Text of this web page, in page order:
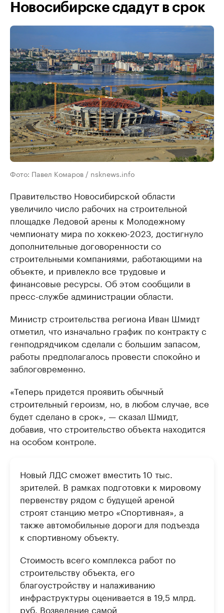
Новосибирске сдадут в срок
Фото: Павел Комаров / nsknews.info
Правительство Новосибирской области
увеличило число рабочих на строительной
площадке Ледовой арены к Молодежному
чемпионату мира по хоккею-2023, достигнуло
дополнительные договоренности со
строительными компаниями, работающими на
объекте, и привлекло все трудовые и
финансовые ресурсы. Об этом сообщили в
пресс-службе администрации области.
Министр строительства региона Иван Шмидт
отметил, что изначально график по контракту с
генподрядчиком сделали с большим запасом,
работы предполагалось провести спокойно и
заблоговременно.
«Теперь придется проявить обычный
строительный героизм, но, в любом случае, все
будет сделано в срок», — сказал Шмидт,
добавив, что строительство объекта находится
на особом контроле.
Новый ЛДС сможет вместить 10 тыс.
зрителей. В рамках подготовки к мировому
первенству рядом с будущей ареной
строят станцию метро «Спортивная», а
также автомобильные дороги для подъезда
к спортивному объекту.
Стоимость всего комплекса работ по
строительству объекта, его
благоустройству и налаживанию
инфраструктуры оценивается в 19,5 млрд.
руб. Возведение самой